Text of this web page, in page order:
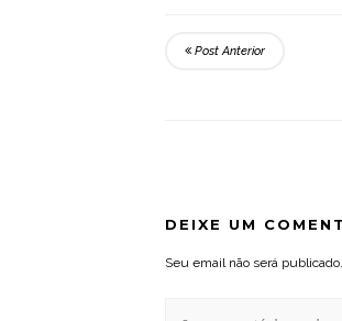
Post Anterior
DEIXE UM
Seu email não será publicado.